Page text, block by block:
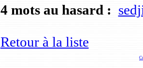
4 mots au hasard :
Retour à la liste